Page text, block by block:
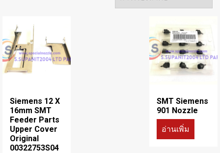
Siemens 12 X
16mm SMT
Feeder Parts
Upper Cover
Original
00322753S04
SMT Siemens
901 Nozzle
อ่านเพิ่ม